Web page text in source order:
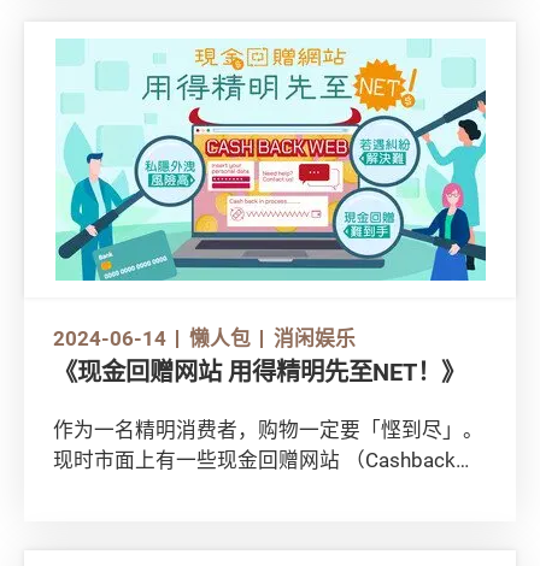
2024-06-14 懒人包 消闲娱乐
《现金回赠网站 用得精明先至NET！》
作为一名精明消费者，购物一定要「悭到尽」。
现时市面上有一些现金回赠网站 （Cashback
甚么？